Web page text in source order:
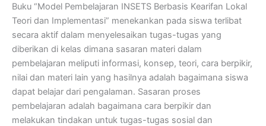
Buku “Model Pembelajaran INSETS Berbasis Kearifan Lokal
Teori dan Implementasi” menekankan pada siswa terlibat
secara aktif dalam menyelesaikan tugas-tugas yang
diberikan di kelas dimana sasaran materi dalam
pembelajaran meliputi informasi, konsep, teori, cara berpikir,
nilai dan materi lain yang hasilnya adalah bagaimana siswa
dapat belajar dari pengalaman. Sasaran proses
pembelajaran adalah bagaimana cara berpikir dan
melakukan tindakan untuk tugas-tugas sosial dan